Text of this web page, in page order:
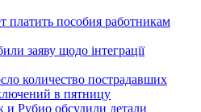
платить пособия работникам
заяву щодо інтеграції
количество пострадавших
в пятницу
и Рубио обсудили детали